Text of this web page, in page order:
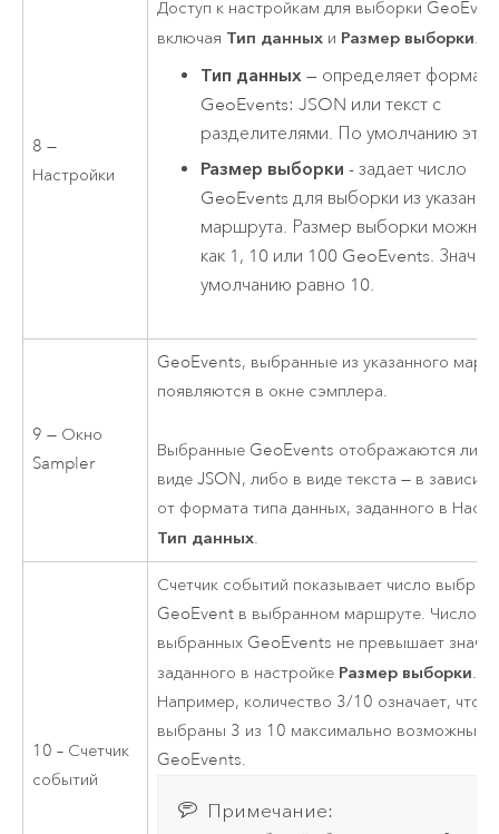
8 —
Настройки
Доступ к настройкам для выборки
включая Тип данных и Размер выборки.
Тип данных — определяет формат
GeoEvents: JSON или текст с
разделителями. По умолчанию это
Размер выборки - задает число
GeoEvents для выборки из
маршрута. Размер выборки можно
как 1, 10 или 100 GeoEvents.
умолчанию равно 10.
9 — Окно
Sampler
GeoEvents, выбранные из указанного
появляются в окне сэмплера.
Выбранные GeoEvents отображаются
виде JSON, либо в виде текста — в
от формата типа данных, заданного в
Тип данных.
10 – Счетчик
событий
Счетчик событий показывает число
GeoEvent в выбранном маршруте. Число
выбранных GeoEvents не превышает
заданного в настройке Размер выборки.
Например, количество 3/10 означает, что
выбраны 3 из 10 максимально возможных
GeoEvents.
Примечание: